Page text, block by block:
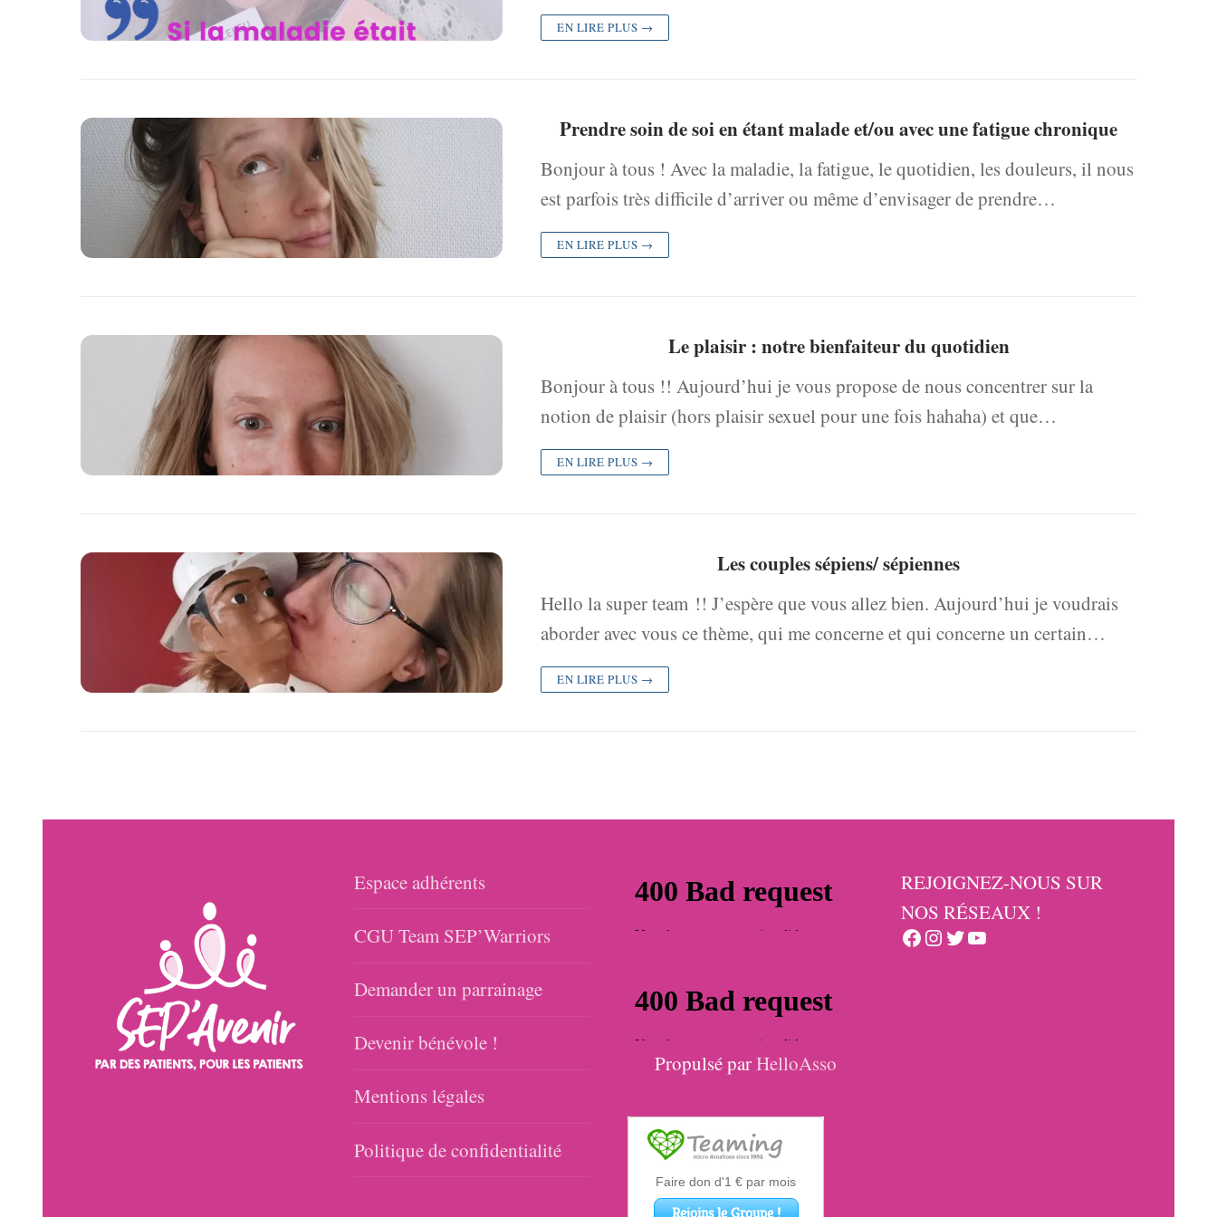
EN LIRE PLUS →
Prendre soin de soi en étant malade et/ou avec une fatigue chronique
Bonjour à tous ! Avec la maladie, la fatigue, le quotidien, les douleurs, il nous
est parfois très difficile d’arriver ou même d’envisager de prendre…
EN LIRE PLUS →
Le plaisir : notre bienfaiteur du quotidien
Bonjour à tous !! Aujourd’hui je vous propose de nous concentrer sur la
notion de plaisir (hors plaisir sexuel pour une fois hahaha) et que…
EN LIRE PLUS →
Les couples sépiens/ sépiennes
Hello la super team !! J’espère que vous allez bien. Aujourd’hui je voudrais
aborder avec vous ce thème, qui me concerne et qui concerne un certain…
EN LIRE PLUS →
Espace adhérents
CGU Team SEP’Warriors
Demander un parrainage
Devenir bénévole !
Mentions légales
Politique de confidentialité
Propulsé parHelloAsso
REJOIGNEZ-NOUS SUR
NOS RÉSEAUX !
Facebook
Instagram
TwitterYouTube